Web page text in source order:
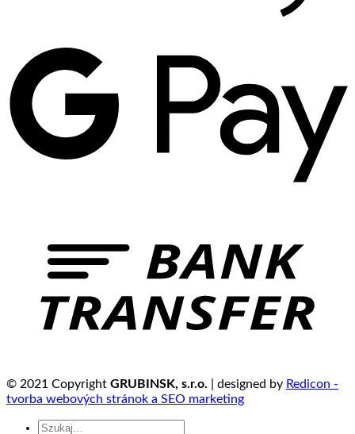
© 2021 Copyright GRUBINSK, s.r.o. | designed by Redicon -
tvorba webových stránok a SEO marketing
Szukaj: